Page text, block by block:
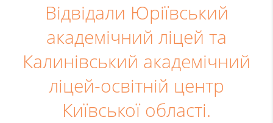
Відвідали Юріївський
академічний ліцей та
Калинівський академічний
ліцей-освітній центр
Київської області.